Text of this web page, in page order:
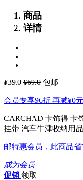
商品
详情
¥39.0 ¥69.0 包邮
会员专享96折 再减¥0元
CARCHAD 卡饰得 卡
挂带 汽车牛津收纳用
邮特惠会员，此商品省
成为会员
促销 领取